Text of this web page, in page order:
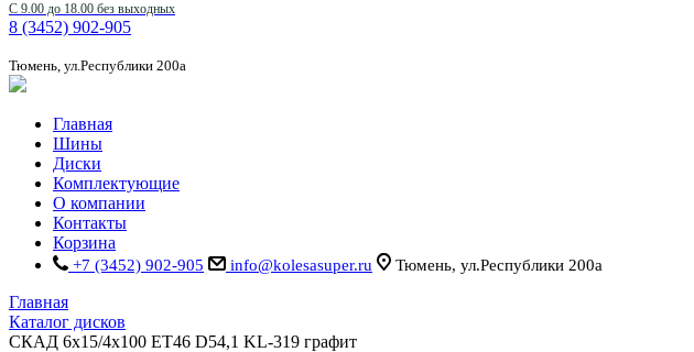
С 9.00 до 18.00 без выходных
8 (3452) 902-905
Тюмень, ул.Республики 200а
Главная
Шины
Диски
Комплектующие
О компании
Контакты
Корзина
+7 (3452) 902-905 info@kolesasuper.ru Тюмень, ул.Республики 200а
Главная
Каталог дисков
СКАД 6x15/4x100 ET46 D54,1 KL-319 графит